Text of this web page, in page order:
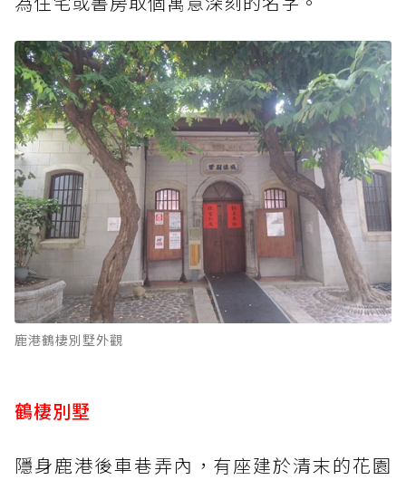
鹿港鶴棲別墅外觀
鶴棲別墅
隱身鹿港後車巷弄內，有座建於清末的花園